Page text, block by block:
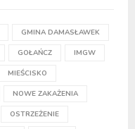
GMINA DAMASŁAWEK
GOŁAŃCZ IMGW
MIEŚCISKO
NOWE ZAKAŻENIA
OSTRZEŻENIE